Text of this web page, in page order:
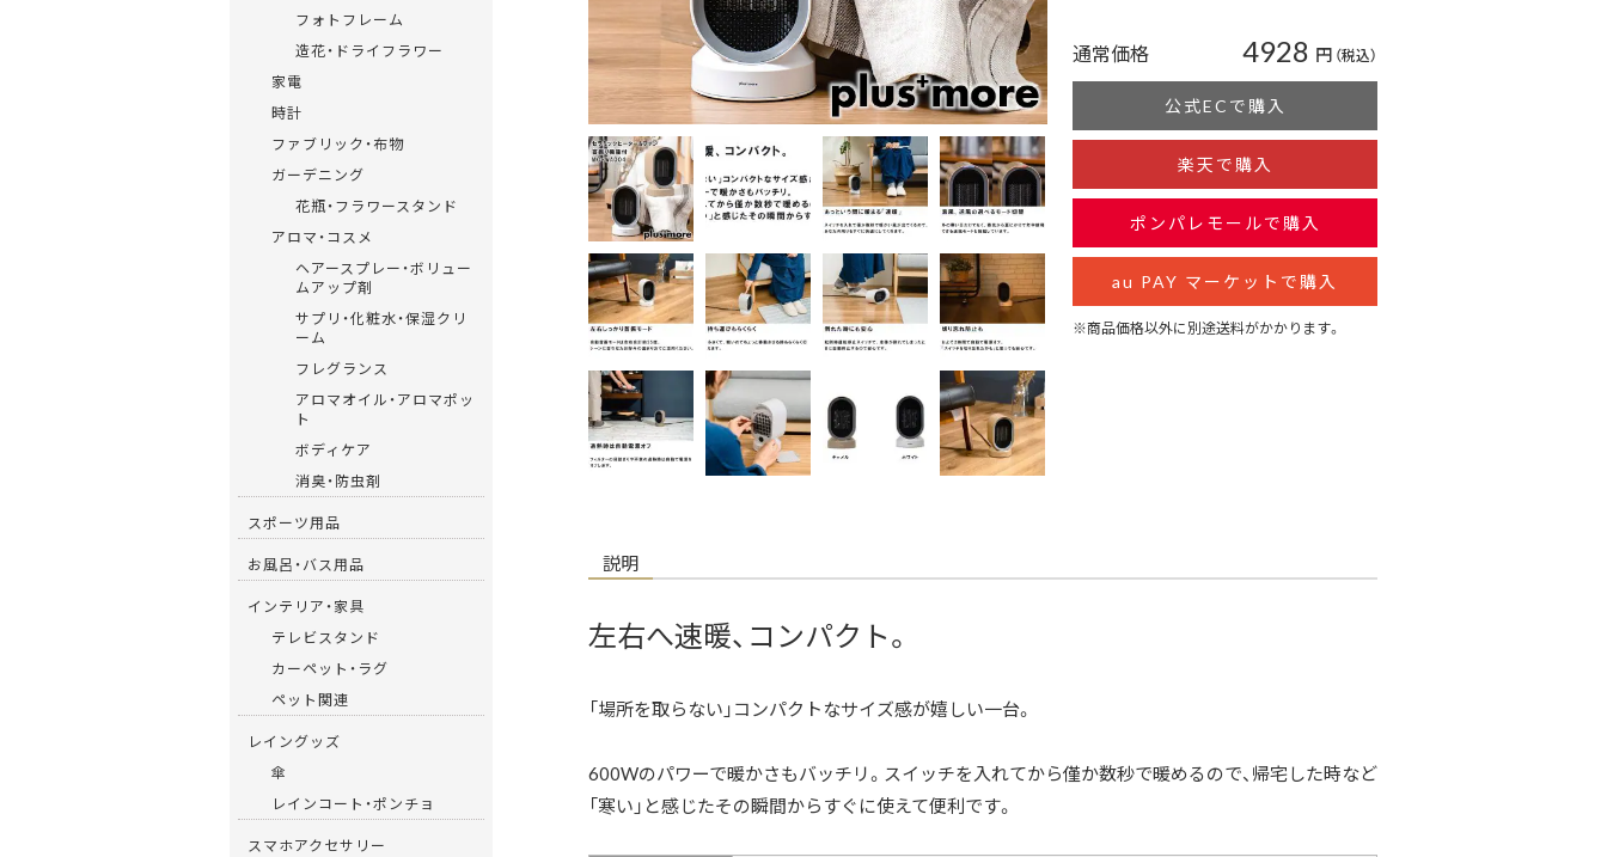
通常価格 4928 円 （税込）
公式ECで購入
楽天で購入
ポンパレモールで購入
au PAY マーケットで購入
※商品価格以外に別途送料がかかります。
説明
左右へ速暖、コンパクト。
「場所を取らない」コンパクトなサイズ感が嬉しい一台。
600Wのパワーで暖かさもバッチリ。スイッチを入れてから僅か数秒で暖めるので、帰宅した時など
「寒い」と感じたその瞬間からすぐに使えて便利です。
フォトフレーム
造花・ドライフラワー
家電
時計
ファブリック・布物
ガーデニング
花瓶・フラワースタンド
アロマ・コスメ
ヘアースプレー・ボリュー
ムアップ剤
サプリ・化粧水・保湿クリ
ーム
フレグランス
アロマオイル・アロマポッ
ト
ボディケア
消臭・防虫剤
スポーツ用品
お風呂・バス用品
インテリア・家具
テレビスタンド
カーペット・ラグ
ペット関連
レイングッズ
傘
レインコート・ポンチョ
スマホアクセサリー